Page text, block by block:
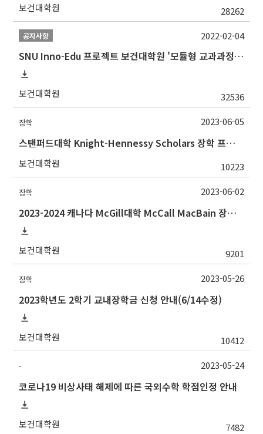
보건대학원 28262
공지사항
SNU Inno-Edu 프로젝트 보건대학원 '모듈형 교과과정' 안내(revised 2022/2/28)
보건대학원 32536
2022-02-04
장학
스탠퍼드대학 Knight-Hennessy Scholars 장학 프로그램 지원 및 온라인 설명회
보건대학원 10223
2023-06-05
장학
2023-2024 캐나다 McGill대학 McCall MacBain 장학생 선발 안내
보건대학원 9201
2023-06-02
장학
2023학년도 2학기 교내장학금 신청 안내(6/14수정)
보건대학원 10412
2023-05-26
-
코로나19 비상사태 해제에 따른 국외수학 학점인정 안내
보건대학원 7482
2023-05-24